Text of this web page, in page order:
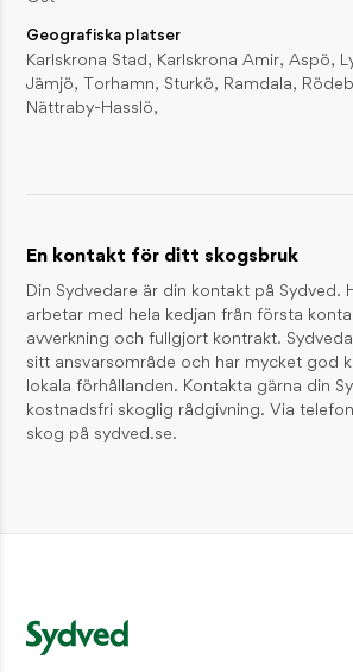
Skogsmyran – lever i solfångande stackar
INSPIRATION / DJUR OCH NATUR
Skogsharen – skogens sprinter
INSPIRATION / DJUR OCH NATUR
01046-380 00
Besöksadress
Barnarpsgatan 39F, 553 33 Jönköping
Sydved AB, Leverantörsfakturor, Box 626, 551 18
fakturor@sydved.se
E-faktura: GLN 7365561710816
Styrelsens säte
Geografiska platser
Karlskrona Stad, Karlskrona Amir, Aspö,
Jämjö, Torhamn, Sturkö, Ramdala,
Nättraby-Hasslö,
En kontakt för ditt skogsbruk
Din Sydvedare är din kontakt på Sydved.
arbetar med hela kedjan från första
avverkning och fullgjort kontrakt.
sitt ansvarsområde och har mycket god
lokala förhållanden. Kontakta gärna din
kostnadsfri skoglig rådgivning. Via
skog på sydved.se.